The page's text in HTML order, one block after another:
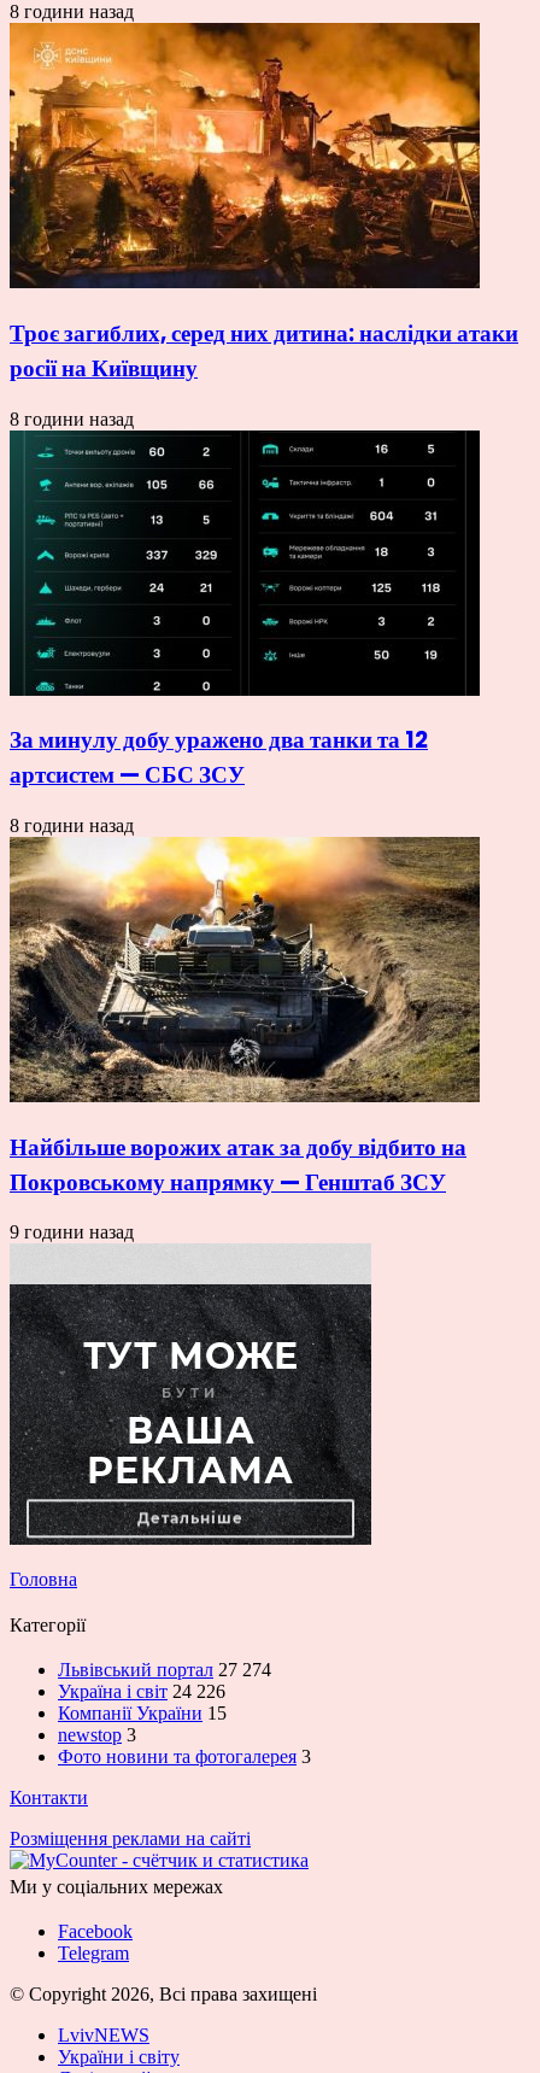
8 години назад
Троє загиблих, серед них дитина: наслідки атаки
росії на Київщину
8 години назад
За минулу добу уражено два танки та 12
артсистем — СБС ЗСУ
8 години назад
Найбільше ворожих атак за добу відбито на
Покровському напрямку — Генштаб ЗСУ
9 години назад
Головна
Категорії
Львівський портал 27 274
Україна і світ 24 226
Компанії України 15
newstop 3
Фото новини та фотогалерея 3
Контакти
Розміщення реклами на сайті
Ми у соціальних мережах
Facebook
Telegram
© Copyright 2026, Всі права захищені
LvivNEWS
України і світу